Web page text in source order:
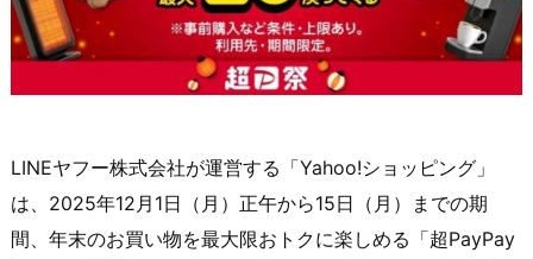
LINEヤフー株式会社が運営する「Yahoo!ショッピング」
は、2025年12月1日（月）正午から15日（月）までの期
間、年末のお買い物を最大限おトクに楽しめる「超PayPay